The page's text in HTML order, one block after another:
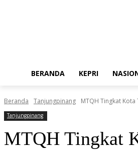
BERANDA KEPRI
Beranda Tanjungpinang MTQH Tingkat Kota
Tanjungpinang
MTQH Tingkat